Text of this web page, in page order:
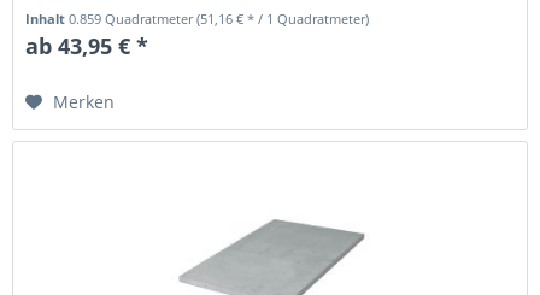
Inhalt0.859 Quadratmeter(51,16 € * / 1 Quadratmeter)
ab 43,95 € *
Merken